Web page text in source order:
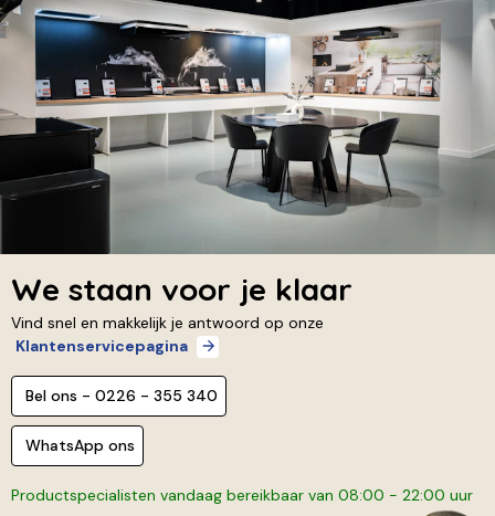
We staan voor je klaar
Vind snel en makkelijk je antwoord op onze
Klantenservicepagina
Bel ons - 0226 - 355 340
WhatsApp ons
Productspecialisten vandaag bereikbaar van 08:00 - 22:00 uur